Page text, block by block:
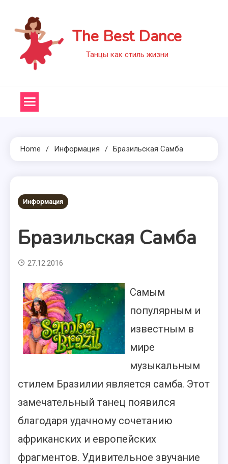
content
The Best Dance
Танцы как стиль жизни
Home Информация Бразильская Самба
Информация
Бразильская Самба
27.12.2016
Самым
популярным и
известным в
мире
музыкальным
стилем Бразилии является самба. Этот
замечательный танец появился
благодаря удачному сочетанию
африканских и европейских
фрагментов. Удивительное звучание